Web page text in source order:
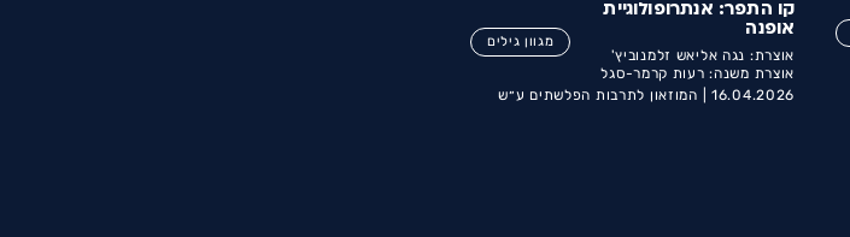
קו התפר: אנתרופולוגיית
אופנה
אוצרת: נגה אליאש זלמנוביץ'
אוצרת משנה: רעות קרמר-סגל
מגוון גילים
16.04.2026 |
המוזאון לתרבות הפלשתים ע״ש